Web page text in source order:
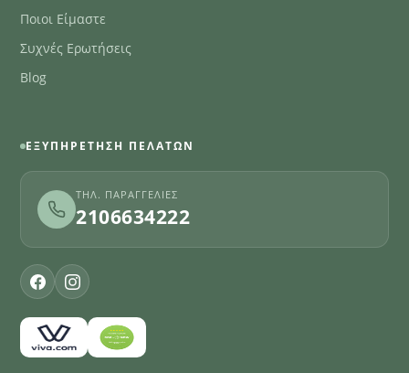
Ποιοι Είμαστε
Συχνές Ερωτήσεις
Blog
ΕΞΥΠΗΡΈΤΗΣΗ ΠΕΛΑΤΏΝ
ΤΗΛ. ΠΑΡΑΓΓΕΛΊΕΣ
2106634222